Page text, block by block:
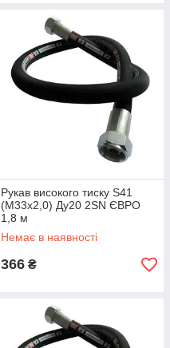
Рукав високого тиску S41
(М33х2,0) Ду20 2SN ЄВРО
1,8 м
Немає в наявності
366 ₴